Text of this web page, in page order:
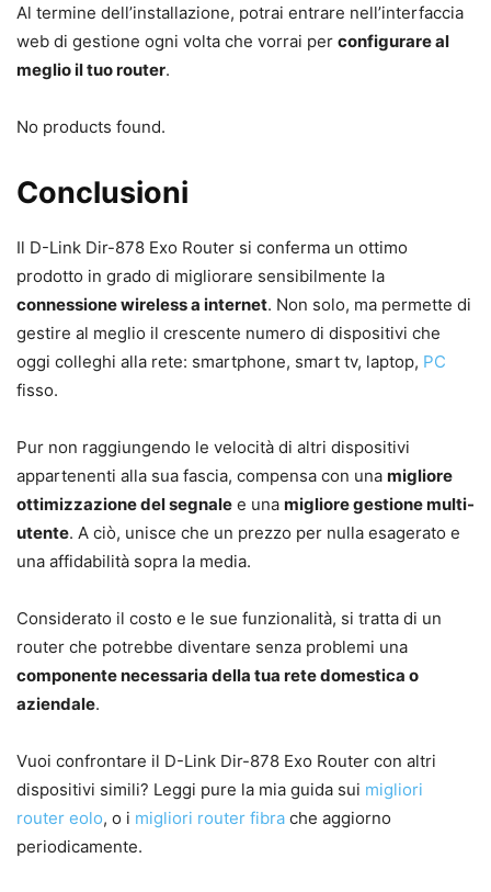
Al termine dell’installazione, potrai entrare nell’interfaccia
web di gestione ogni volta che vorrai per configurare al
meglio il tuo router.
No products found.
Conclusioni
Il D-Link Dir-878 Exo Router si conferma un ottimo
prodotto in grado di migliorare sensibilmente la
connessione wireless a internet. Non solo, ma permette di
gestire al meglio il crescente numero di dispositivi che
oggi colleghi alla rete: smartphone, smart tv, laptop, PC
fisso.
Pur non raggiungendo le velocità di altri dispositivi
appartenenti alla sua fascia, compensa con una migliore
ottimizzazione del segnale e una migliore gestione multi-
utente. A ciò, unisce che un prezzo per nulla esagerato e
una affidabilità sopra la media.
Considerato il costo e le sue funzionalità, si tratta di un
router che potrebbe diventare senza problemi una
componente necessaria della tua rete domestica o
aziendale.
Vuoi confrontare il D-Link Dir-878 Exo Router con altri
dispositivi simili? Leggi pure la mia guida sui migliori
router eolo, o i migliori router fibra che aggiorno
periodicamente.